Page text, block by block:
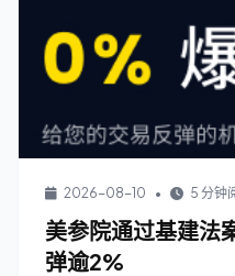
2026-08-10 • 5 分钟
美参院通过基建法
弹逾2%